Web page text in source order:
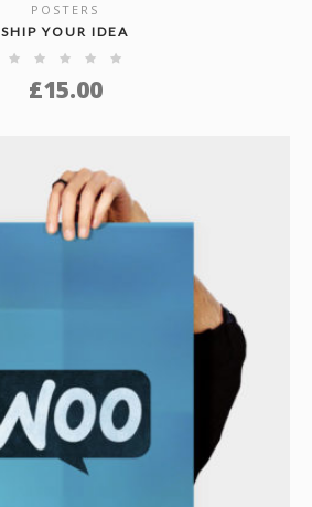
SHOW DETAILS
POSTERS
SHIP YOUR IDEA
£15.00